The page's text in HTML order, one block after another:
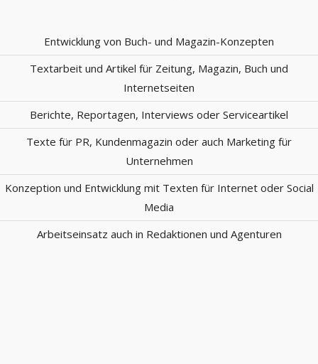
Entwicklung von Buch- und Magazin-Konzepten
Textarbeit und Artikel für Zeitung, Magazin, Buch und
Internetseiten
Berichte, Reportagen, Interviews oder Serviceartikel
Texte für PR, Kundenmagazin oder auch Marketing für
Unternehmen
Konzeption und Entwicklung mit Texten für Internet oder Social
Media
Arbeitseinsatz auch in Redaktionen und Agenturen